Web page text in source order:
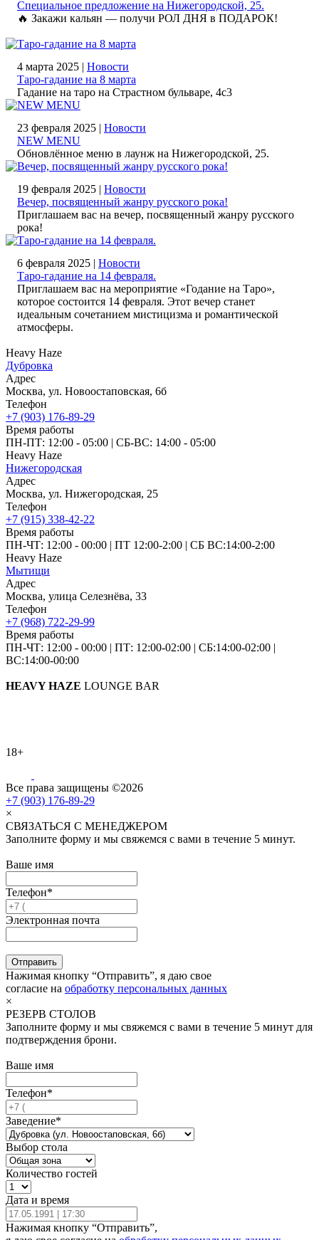
Специальное предложение на Нижегородской, 25.
🔥 Закажи кальян — получи РОЛ ДНЯ в ПОДАРОК!
4 марта 2025 | Новости
Таро-гадание на 8 марта
Гадание на таро на Страстном бульваре, 4с3
23 февраля 2025 | Новости
NEW MENU
Обновлённое меню в лаунж на Нижегородской, 25.
19 февраля 2025 | Новости
Вечер, посвященный жанру русского рока!
Приглашаем вас на вечер, посвященный жанру русского
рока!
6 февраля 2025 | Новости
Таро-гадание на 14 февраля.
Приглашаем вас на мероприятие «Годание на Таро»,
которое состоится 14 февраля. Этот вечер станет
идеальным сочетанием мистицизма и романтической
атмосферы.
Heavy Haze
Дубровка
Адрес
Москва, ул. Новоостаповская, 6б
Телефон
+7 (903) 176-89-29
Время работы
ПН-ПТ: 12:00 - 05:00 | СБ‑ВС: 14:00 - 05:00
Heavy Haze
Нижегородская
Адрес
Москва, ул. Нижегородская, 25
Телефон
+7 (915) 338-42-22
Время работы
ПН-ЧТ: 12:00 - 00:00 | ПТ 12:00-2:00 | СБ ВС:14:00-2:00
Heavy Haze
Мытищи
Адрес
Москва, улица Селезнёва, 33
Телефон
+7 (968) 722-29-99
Время работы
ПН-ЧТ: 12:00 - 00:00 | ПТ: 12:00-02:00 | СБ:14:00-02:00 |
ВС:14:00-00:00
HEAVY HAZE LOUNGE BAR
18+
Все права защищены ©2026
+7 (903) 176-89-29
×
СВЯЗАТЬСЯ С МЕНЕДЖЕРОМ
Заполните форму и мы свяжемся с вами в течение 5 минут.
Ваше имя
Телефон*
Электронная почта
Отправить
Нажимая кнопку “Отправить”, я даю свое
согласие на обработку персональных данных
×
РЕЗЕРВ СТОЛОВ
Заполните форму и мы свяжемся с вами в течение 5 минут для
подтверждения брони.
Ваше имя
Телефон*
Заведение*
Выбор стола
Количество гостей
Дата и время
Нажимая кнопку “Отправить”,